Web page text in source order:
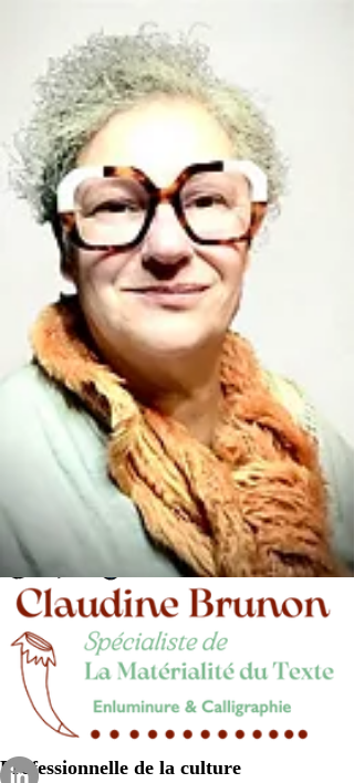
Professionnelle de la culture